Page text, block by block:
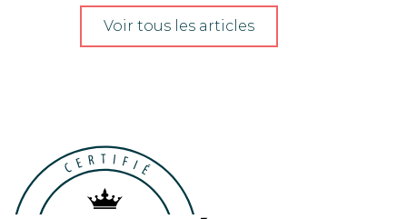
Voir tous les articles